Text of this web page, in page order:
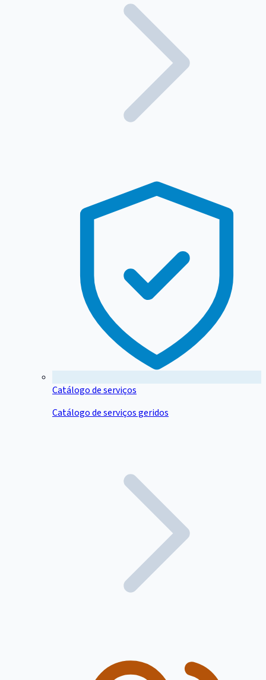
Catálogo de serviços
Catálogo de serviços geridos